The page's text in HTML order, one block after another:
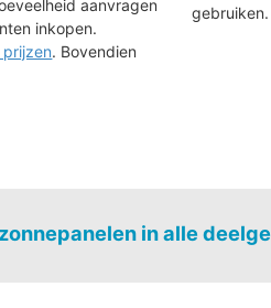
aanvragen
inkopen.
. Bovendien
gebruiken.
in alle